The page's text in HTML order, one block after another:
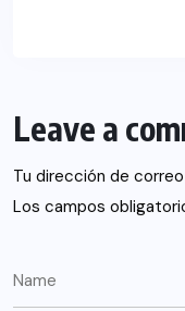
Leave a
Tu dirección de
Los campos